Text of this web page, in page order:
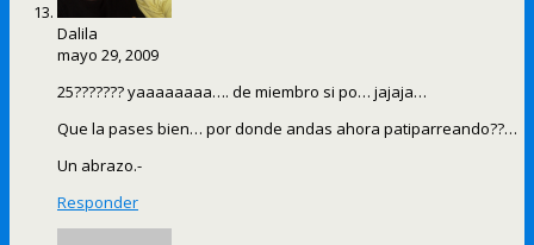
Dalila
mayo 29, 2009
25??????? yaaaaaaaa…. de miembro si po… jajaja…
Que la pases bien… por donde andas ahora patiparreando??…
Un abrazo.-
Responder